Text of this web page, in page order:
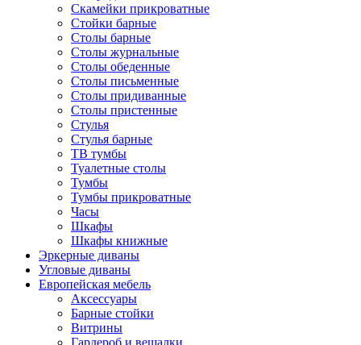
Скамейки прикроватные
Стойки барные
Столы барные
Столы журнальные
Столы обеденные
Столы письменные
Столы придиванные
Столы пристенные
Стулья
Стулья барные
ТВ тумбы
Туалетные столы
Тумбы
Тумбы прикроватные
Часы
Шкафы
Шкафы книжные
Эркерные диваны
Угловые диваны
Европейская мебель
Аксессуары
Барные стойки
Витрины
Гардероб и вешалки